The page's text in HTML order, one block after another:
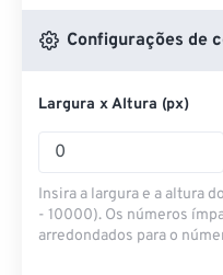
Configurações de
Largura x Altura (px)
Insira a largura e a altura
- 10000). Os números
arredondados para o